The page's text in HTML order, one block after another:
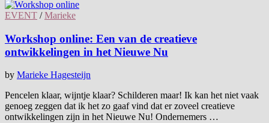
EVENT /Marieke
Workshop online: Een van de creatieve
ontwikkelingen in het Nieuwe Nu
by Marieke Hagesteijn
Pencelen klaar, wijntje klaar? Schilderen maar! Ik kan het niet vaak
genoeg zeggen dat ik het zo gaaf vind dat er zoveel creatieve
ontwikkelingen zijn in het Nieuwe Nu! Ondernemers …